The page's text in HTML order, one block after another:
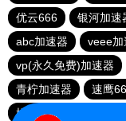
优云666
银河加速
abc加速器
veee加
vp(永久免费)加速器
青柠加速器
速鹰
橘子加速器